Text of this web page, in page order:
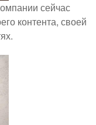
сейчас
контента, своей